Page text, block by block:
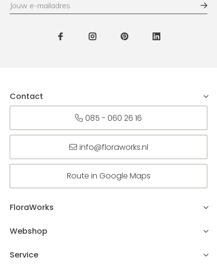
Contact
085 - 060 26 16
info@floraworks.nl
Route in Google Maps
FloraWorks
Webshop
Service